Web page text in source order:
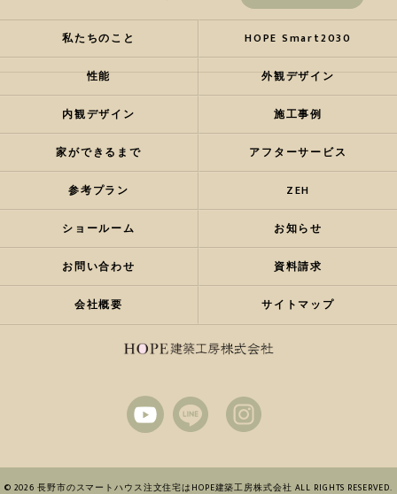
私たちのこと HOPE Smart2030
性能 外観デザイン
内観デザイン 施工事例
家ができるまで アフターサービス
参考プラン ZEH
ショールーム お知らせ
お問い合わせ 資料請求
会社概要 サイトマップ
© 2026 長野市のスマートハウス注文住宅はHOPE建築工房株式会社 ALL RIGHTS RESERVED.